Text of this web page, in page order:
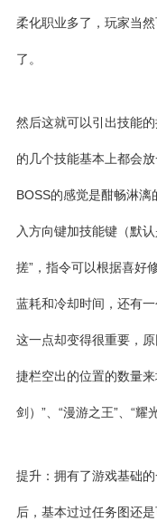
柔化职业多了，玩家当
了。
然后这就可以引出技能
的几个技能基本上都会
BOSS的感觉是酣畅淋
入方向键加技能键 （默
搓”，指令可以根据喜好
蓝耗和冷却时间，还有
这一点却变得很重要，
捷栏空出的位置的数量
剑 ）”、“漫游之王”、“耀
提升：拥有了游戏基础
后，基本过过任务图还